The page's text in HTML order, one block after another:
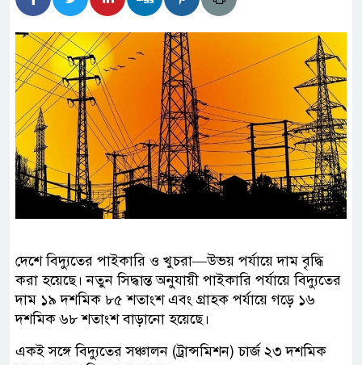
দেশে বিদ্যুতের পাইকারি ও খুচরা—উভয় পর্যায়ে দাম বৃদ্ধি
করা হয়েছে। নতুন সিদ্ধান্ত অনুযায়ী পাইকারি পর্যায়ে বিদ্যুতের
দাম ১৯ দশমিক ৮৫ শতাংশ এবং গ্রাহক পর্যায়ে গড়ে ১৬
দশমিক ৬৮ শতাংশ বাড়ানো হয়েছে।
একই সঙ্গে বিদ্যুতের সঞ্চালন (ট্রান্সমিশন) চার্জ ২৩ দশমিক